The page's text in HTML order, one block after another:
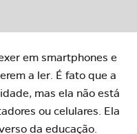
em smartphones e
a ler. É fato que a
mas ela não está
ou celulares. Ela
da educação.